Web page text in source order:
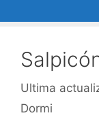
Dormi